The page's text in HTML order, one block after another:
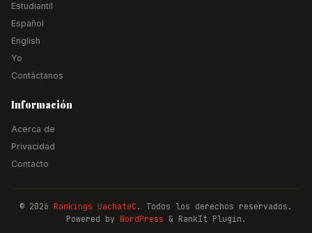
Estudiantil
Español
English
Yo
Contáctanos
Información
Acerca de
Privacidad
Contacto
© 2026 Rankings UachateC . Todos los derechos reservados.
Powered by WordPress & RankIt Plugin.